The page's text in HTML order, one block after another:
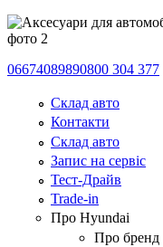
06674089890800 304 377
Склад авто
Контакти
Склад авто
Запис на сервіс
Тест-Драйв
Trade-in
Про Hyundai
Про бренд